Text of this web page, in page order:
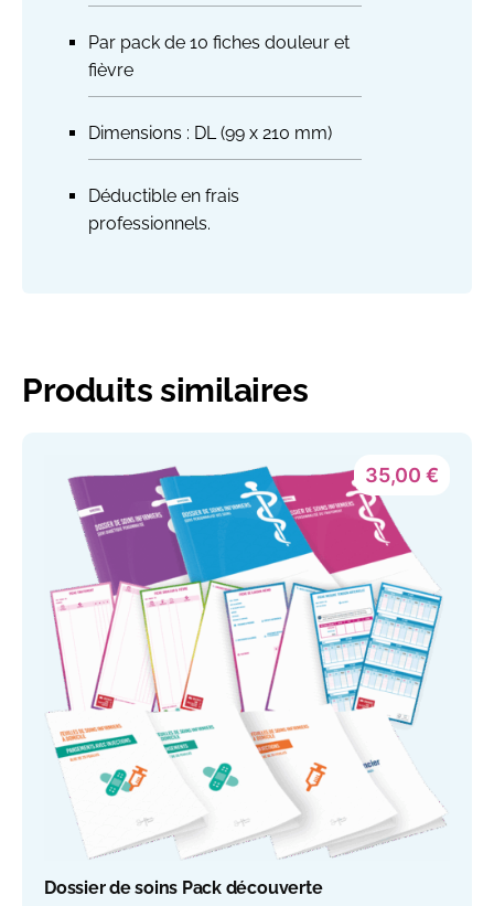
Par pack de 10 fiches douleur et
fièvre
Dimensions : DL (99 x 210 mm)
Déductible en frais
professionnels.
Produits similaires
Dossier de soins Pack découverte
35,00 €